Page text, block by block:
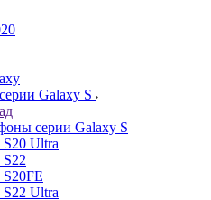
Galaxy S
серии Galaxy S
Ultra
Ultra